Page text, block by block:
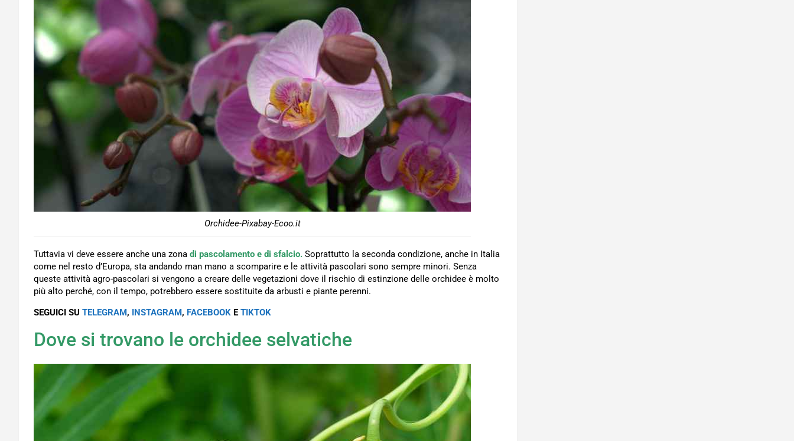
Orchidee-Pixabay-Ecoo.it
Tuttavia vi deve essere anche una zona di pascolamento e di sfalcio. Soprattutto la seconda condizione, anche in Italia
come nel resto d’Europa, sta andando man mano a scomparire e le attività pascolari sono sempre minori. Senza
queste attività agro-pascolari si vengono a creare delle vegetazioni dove il rischio di estinzione delle orchidee è molto
più alto perché, con il tempo, potrebbero essere sostituite da arbusti e piante perenni.
SEGUICI SU TELEGRAM, INSTAGRAM, FACEBOOK ETIKTOK
Dove si trovano le orchidee selvatiche